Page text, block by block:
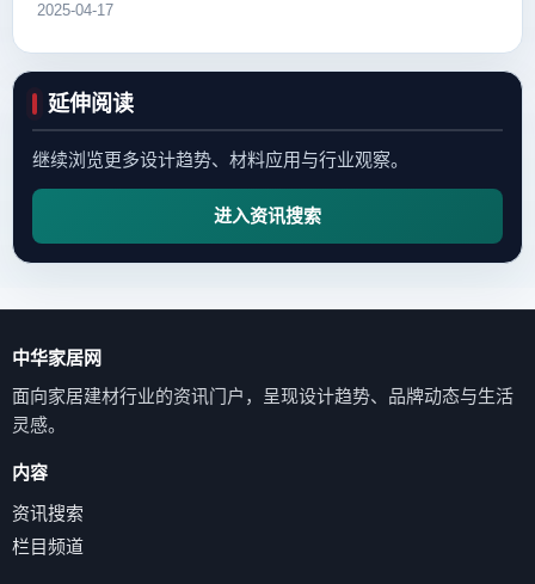
2025-04-17
延伸阅读
继续浏览更多设计趋势、材料应用与行业观察。
进入资讯搜索
中华家居网
面向家居建材行业的资讯门户，呈现设计趋势、品牌动态与生活
灵感。
内容
资讯搜索
栏目频道